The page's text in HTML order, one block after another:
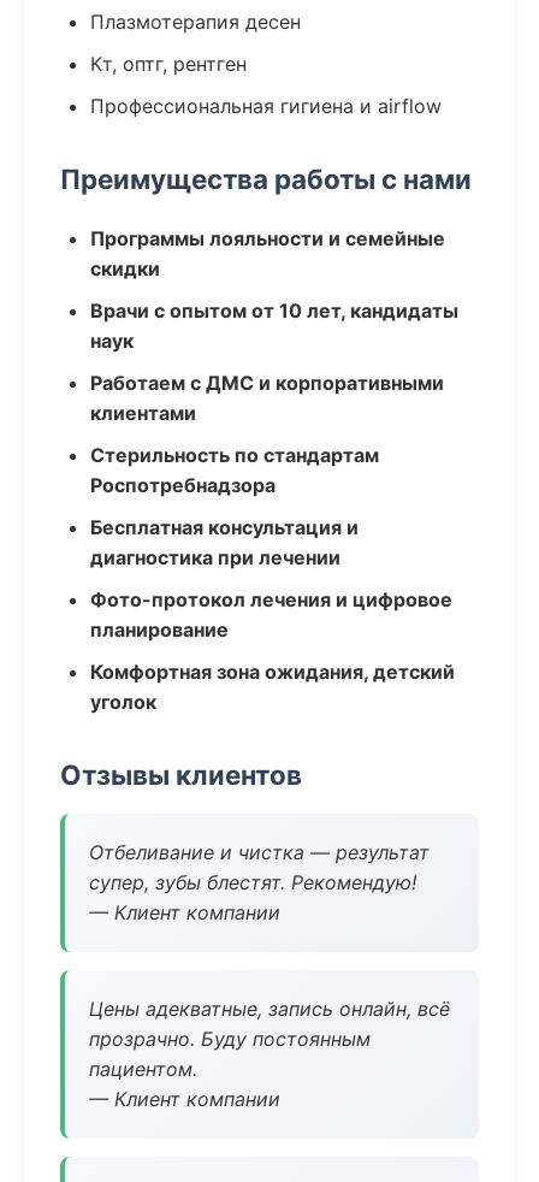
Плазмотерапия десен
Кт, оптг, рентген
Профессиональная гигиена и airflow
Преимущества работы с нами
Программы лояльности и семейные
скидки
Врачи с опытом от 10 лет, кандидаты
наук
Работаем с ДМС и корпоративными
клиентами
Стерильность по стандартам
Роспотребнадзора
Бесплатная консультация и
диагностика при лечении
Фото-протокол лечения и цифровое
планирование
Комфортная зона ожидания, детский
уголок
Отзывы клиентов
Отбеливание и чистка — результат
супер, зубы блестят. Рекомендую!
— Клиент компании
Цены адекватные, запись онлайн, всё
прозрачно. Буду постоянным
пациентом.
— Клиент компании